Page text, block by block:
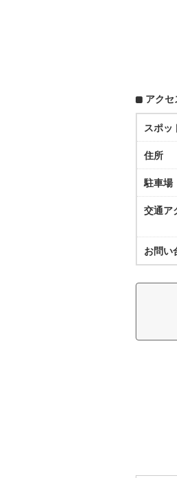
アクセ
スポッ
住所
駐車場
交通ア
お問い